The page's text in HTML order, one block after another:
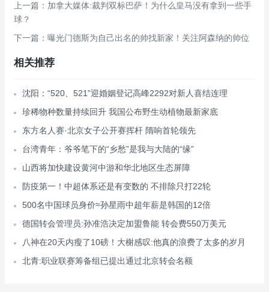
上一篇：加拿大媒体:裁判双标巴萨！为什么皇马没有拿到一些手
球？
下一篇：曝光门德斯为自己出名的帅找新家！关注阿森纳的帅位
相关推荐
沈阳：“520、521”迎婚姻登记高峰2292对新人喜结连理
珍稀物种数量持续回升 我国公布野生动植物最新家底
东方名人赛·北京女子公开赛挥杆 隋响首轮领先
台湾青年：爷爷笔下的“乡愁”是我与大陆的“缘”
山西将加快建设黄河中游和华北地区生态屏障
防疫第一！中超体系还是有变数的 不排除只打22轮
500名中国球员身价≈孙星雨中超年薪是韩国的12倍
德国转会管理员:孙准浩决定加盟鲁能 转会费550万美元
八神在20天内瘦了10磅！大榭感叹:他真的浪费了太多的岁月
北青:职业联赛筹备组已提出通过北京转会名额